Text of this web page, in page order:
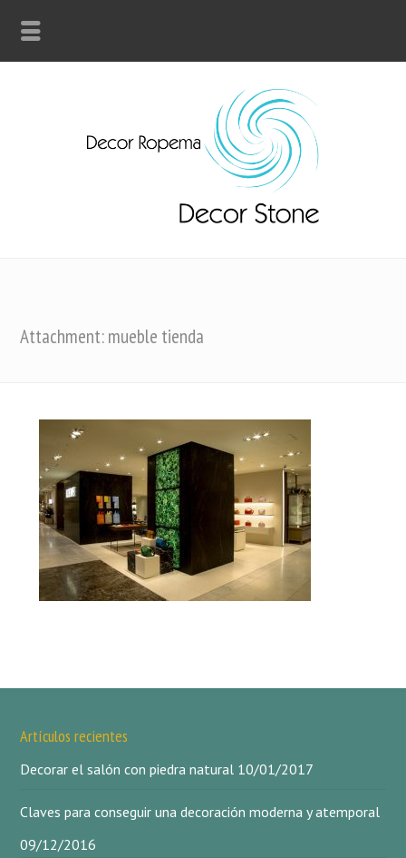
Attachment: mueble tienda
Artículos recientes
Decorar el salón con piedra natural 10/01/2017
Claves para conseguir una decoración moderna y atemporal
09/12/2016